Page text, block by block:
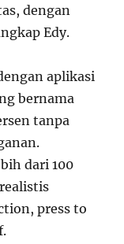
dengan
Edy.
aplikasi
bernama
tanpa
dari 100
press to